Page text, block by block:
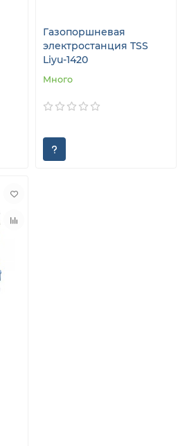
Газопоршневая
электростанция TSS
Liyu-1420
Много